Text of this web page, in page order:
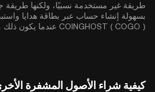
طريقة غير مستخدمة نسبيًا، ولكنها طريقة
بسهولة إنشاء حساب عبر بطاقة هدايا
COINGHOST ( COGO ) عندما يكون ذلك مدعومًا.
كيفية شراء الأصول المشفرة